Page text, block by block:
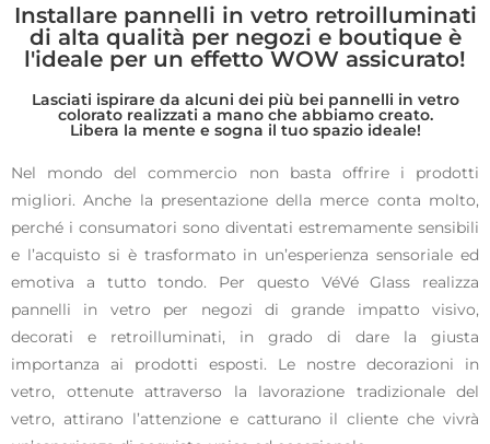
Installare pannelli in vetro retroilluminati
di alta qualità per negozi e boutique è
l'ideale per un effetto WOW assicurato!
Lasciati ispirare da alcuni dei più bei pannelli in vetro
colorato realizzati a mano che abbiamo creato.
Libera la mente e sogna il tuo spazio ideale!
Nel mondo del commercio non basta offrire i prodotti
migliori. Anche la presentazione della merce conta molto,
perché i consumatori sono diventati estremamente sensibili
e l’acquisto si è trasformato in un’esperienza sensoriale ed
emotiva a tutto tondo. Per questo VéVé Glass realizza
pannelli in vetro per negozi di grande impatto visivo,
decorati e retroilluminati, in grado di dare la giusta
importanza ai prodotti esposti. Le nostre decorazioni in
vetro, ottenute attraverso la lavorazione tradizionale del
vetro, attirano l’attenzione e catturano il cliente che vivrà